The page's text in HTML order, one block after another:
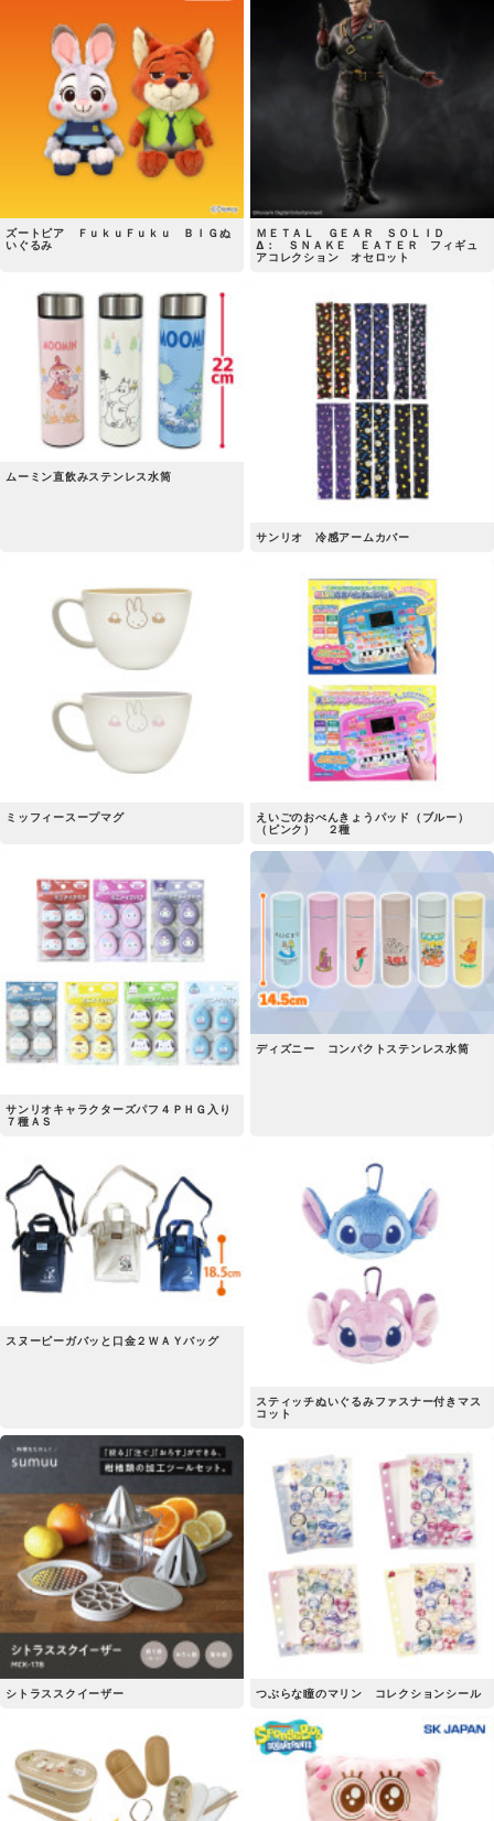
ズートピア ＦｕｋｕＦｕｋｕ ＢＩＧぬ
いぐるみ
ＭＥＴＡＬ ＧＥＡＲ ＳＯＬＩＤ
Δ： ＳＮＡＫＥ ＥＡＴＥＲ フィギュ
アコレクション オセロット
ムーミン直飲みステンレス水筒
サンリオ 冷感アームカバー
ミッフィースープマグ
えいごのおべんきょうパッド（ブルー）
（ピンク） ２種
サンリオキャラクターズパフ４ＰＨＧ入り
７種ＡＳ
ディズニー コンパクトステンレス水筒
スヌーピーガバッと口金２ＷＡＹバッグ
スティッチぬいぐるみファスナー付きマス
コット
シトラススクイーザー つぶらな瞳のマリン コレクションシール